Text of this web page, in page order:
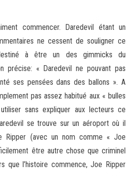
commencer. Daredevil étant un
ne cessent de souligner ce
à être un des gimmicks du
précise: « Daredevil ne pouvant pas
ses pensées dans des ballons ». A
pas assez habitué aux « bulles
sans expliquer aux lecteurs ce
se trouve sur un aéroport où il
Ripper (avec un nom comme « Joe
être autre chose que criminel
que l’histoire commence, Joe Ripper